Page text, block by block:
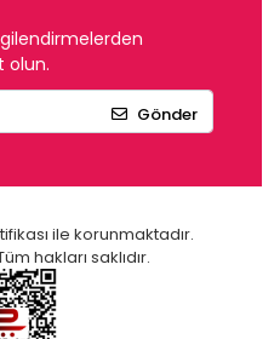
olun.
Gönder
ile korunmaktadır.
hakları saklıdır.